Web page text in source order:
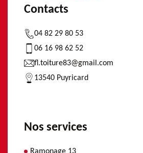
Contacts
04 82 29 80 53
06 16 98 62 52
fl.toiture83@gmail.com
13540 Puyricard
Nos services
Ramonage 13